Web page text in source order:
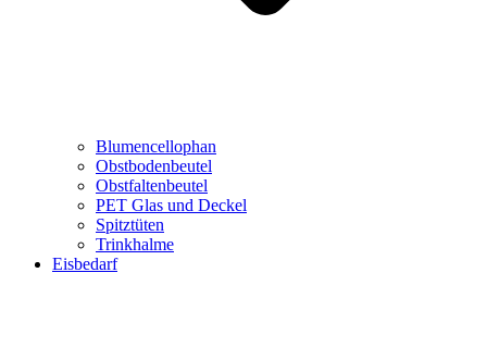
Blumencellophan
Obstbodenbeutel
Obstfaltenbeutel
PET Glas und Deckel
Spitztüten
Trinkhalme
Eisbedarf